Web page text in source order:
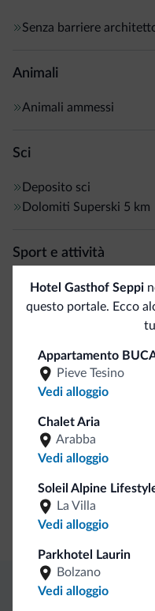
Senza barriere
Animali
Animali ammessi
Sci
Deposito sci
Dolomiti Superski 5 km
Sport e attività
Percorsi trekking
Cassetta di sicurezza
Staff multilingua
Inglese
Tedesco
Pagamenti
Carta di credito
Hotel Gasthof Seppi
questo portale. Ecco
Appartamento
Pieve Tesino
Vedi alloggio
Chalet Aria
Arabba
Vedi alloggio
Soleil Alpine
La Villa
Vedi alloggio
Parkhotel Laurin
Bolzano
Vedi alloggio